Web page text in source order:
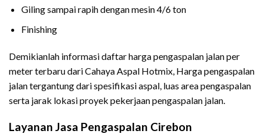
Giling sampai rapih dengan mesin 4/6 ton
Finishing
Demikianlah informasi daftar harga pengaspalan jalan per
meter terbaru dari Cahaya Aspal Hotmix, Harga pengaspalan
jalan tergantung dari spesifikasi aspal, luas area pengaspalan
serta jarak lokasi proyek pekerjaan pengaspalan jalan.
Layanan Jasa Pengaspalan Cirebon